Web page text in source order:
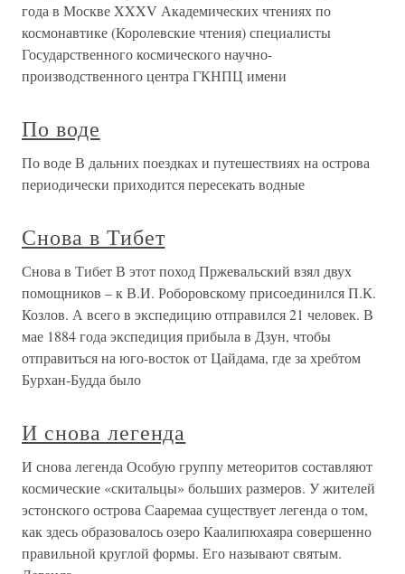
года в Москве XXXV Академических чтениях по
космонавтике (Королевские чтения) специалисты
Государственного космического научно-
производственного центра ГКНПЦ имени
По воде
По воде В дальних поездках и путешествиях на острова
периодически приходится пересекать водные
Снова в Тибет
Снова в Тибет В этот поход Пржевальский взял двух
помощников – к В.И. Роборовскому присоединился П.К.
Козлов. А всего в экспедицию отправился 21 человек. В
мае 1884 года экспедиция прибыла в Дзун, чтобы
отправиться на юго-восток от Цайдама, где за хребтом
Бурхан-Будда было
И снова легенда
И снова легенда Особую группу метеоритов составляют
космические «скитальцы» больших размеров. У жителей
эстонского острова Сааремаа существует легенда о том,
как здесь образовалось озеро Каалипюхаяра совершенно
правильной круглой формы. Его называют святым.